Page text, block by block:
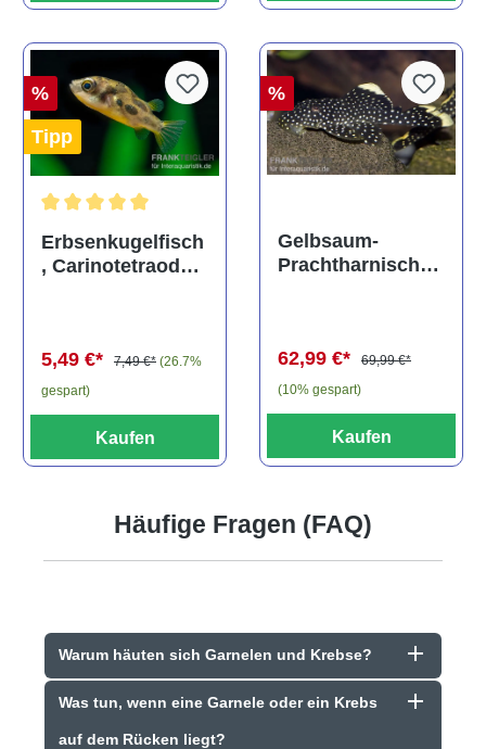
%
Tipp
Durchschnittliche Bewertung von 5 von 5 Sternen
Erbsenkugelfisch
, Carinotetraodon
5,49 €* 7,49 €* (26.7%
gespart)
Kaufen
%
Gelbsaum-
Prachtharnischw
62,99 €*
69,99 €*
(10% gespart)
Kaufen
Häufige Fragen (FAQ)
Warum häuten sich Garnelen und Krebse?
Was tun, wenn eine Garnele oder ein Krebs
auf dem Rücken liegt?